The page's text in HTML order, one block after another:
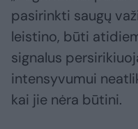
pasirinkti saugų
leistino, būti
signalus
intensyvumui
kai jie nėra būtini.